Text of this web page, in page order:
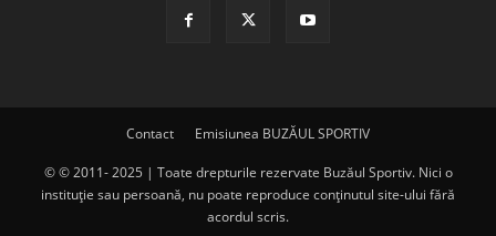
Contact Emisiunea BUZĂUL SPORTIV
© © 2011- 2025 | Toate drepturile rezervate Buzăul Sportiv. Nici o
instituţie sau persoană, nu poate reproduce conţinutul site-ului fără
acordul scris.